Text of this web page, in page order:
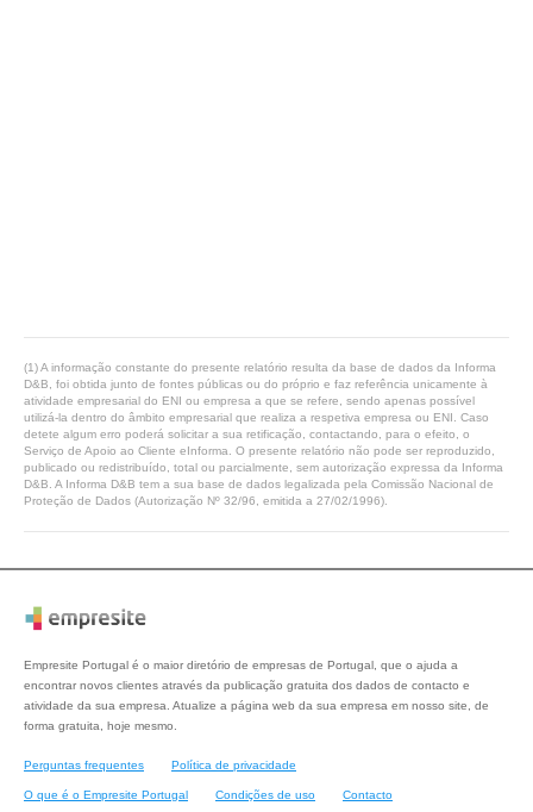
(1) A informação constante do presente relatório resulta da base de dados da Informa
D&B, foi obtida junto de fontes públicas ou do próprio e faz referência unicamente à
atividade empresarial do ENI ou empresa a que se refere, sendo apenas possível
utilizá-la dentro do âmbito empresarial que realiza a respetiva empresa ou ENI. Caso
detete algum erro poderá solicitar a sua retificação, contactando, para o efeito, o
Serviço de Apoio ao Cliente eInforma. O presente relatório não pode ser reproduzido,
publicado ou redistribuído, total ou parcialmente, sem autorização expressa da Informa
D&B. A Informa D&B tem a sua base de dados legalizada pela Comissão Nacional de
Proteção de Dados (Autorização Nº 32/96, emitida a 27/02/1996).
Empresite Portugal é o maior diretório de empresas de Portugal, que o ajuda a
encontrar novos clientes através da publicação gratuita dos dados de contacto e
atividade da sua empresa. Atualize a página web da sua empresa em nosso site, de
forma gratuita, hoje mesmo.
Perguntas frequentes Política de privacidade
O que é o Empresite Portugal Condições de uso Contacto